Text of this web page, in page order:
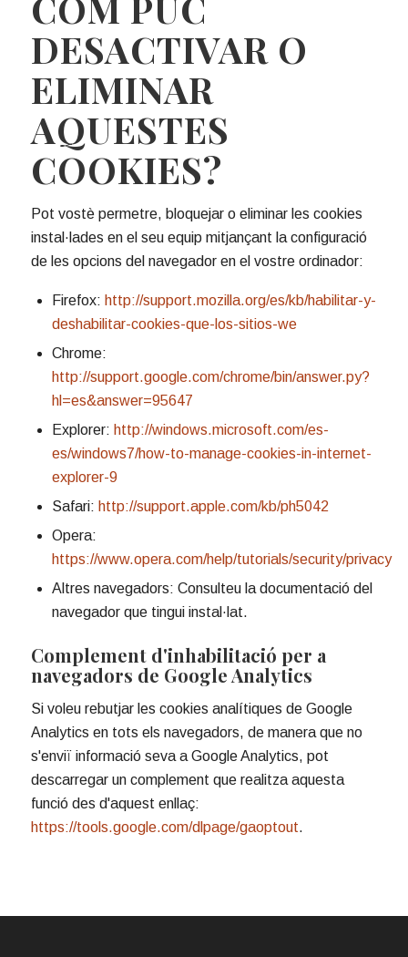
DESACTIVAR O
ELIMINAR
AQUESTES
COOKIES?
Pot vostè permetre, bloquejar o eliminar les cookies
instal·lades en el seu equip mitjançant la configuració
de les opcions del navegador en el vostre ordinador:
Firefox: http://support.mozilla.org/es/kb/habilitar-y-
deshabilitar-cookies-que-los-sitios-we
Chrome:
http://support.google.com/chrome/bin/answer.py?
hl=es&answer=95647
Explorer: http://windows.microsoft.com/es-
es/windows7/how-to-manage-cookies-in-internet-
explorer-9
Safari: http://support.apple.com/kb/ph5042
Opera:
https://www.opera.com/help/tutorials/security/privacy
Altres navegadors: Consulteu la documentació del
navegador que tingui instal·lat.
Complement d'inhabilitació per a
navegadors de Google Analytics
Si voleu rebutjar les cookies analítiques de Google
Analytics en tots els navegadors, de manera que no
s'enviï informació seva a Google Analytics, pot
descarregar un complement que realitza aquesta
funció des d'aquest enllaç:
https://tools.google.com/dlpage/gaoptout.